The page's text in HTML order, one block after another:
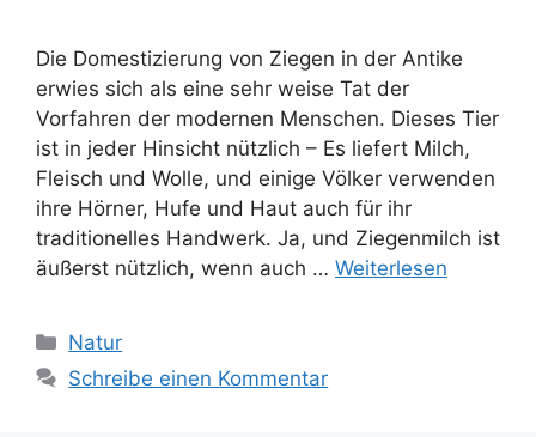
Die Domestizierung von Ziegen in der Antike
erwies sich als eine sehr weise Tat der
Vorfahren der modernen Menschen. Dieses Tier
ist in jeder Hinsicht nützlich – Es liefert Milch,
Fleisch und Wolle, und einige Völker verwenden
ihre Hörner, Hufe und Haut auch für ihr
traditionelles Handwerk. Ja, und Ziegenmilch ist
äußerst nützlich, wenn auch … Weiterlesen
Kategorien
Natur
Schreibe einen Kommentar